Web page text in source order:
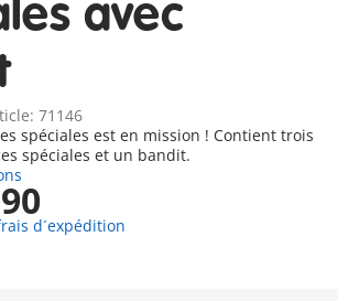
avec
71146
spéciales est en mission ! Contient trois
spéciales et un bandit.
d´expédition